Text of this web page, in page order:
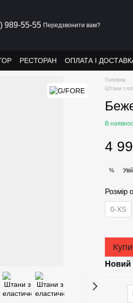
989-55-55 Передзвонити вам?
РЕСТОРАН ОПЛАТА І
Головна
Штани з
В
4
%
Розмір
0-XS
Новий